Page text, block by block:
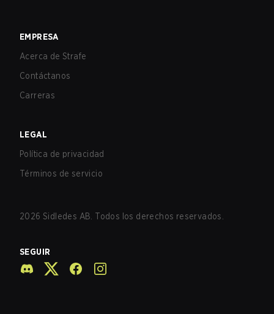
EMPRESA
Acerca de Strafe
Contáctanos
Carreras
LEGAL
Política de privacidad
Términos de servicio
2026 Sidledes AB. Todos los derechos reservados.
SEGUIR